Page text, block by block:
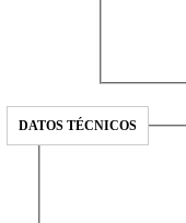
DATOS TÉCNICOS